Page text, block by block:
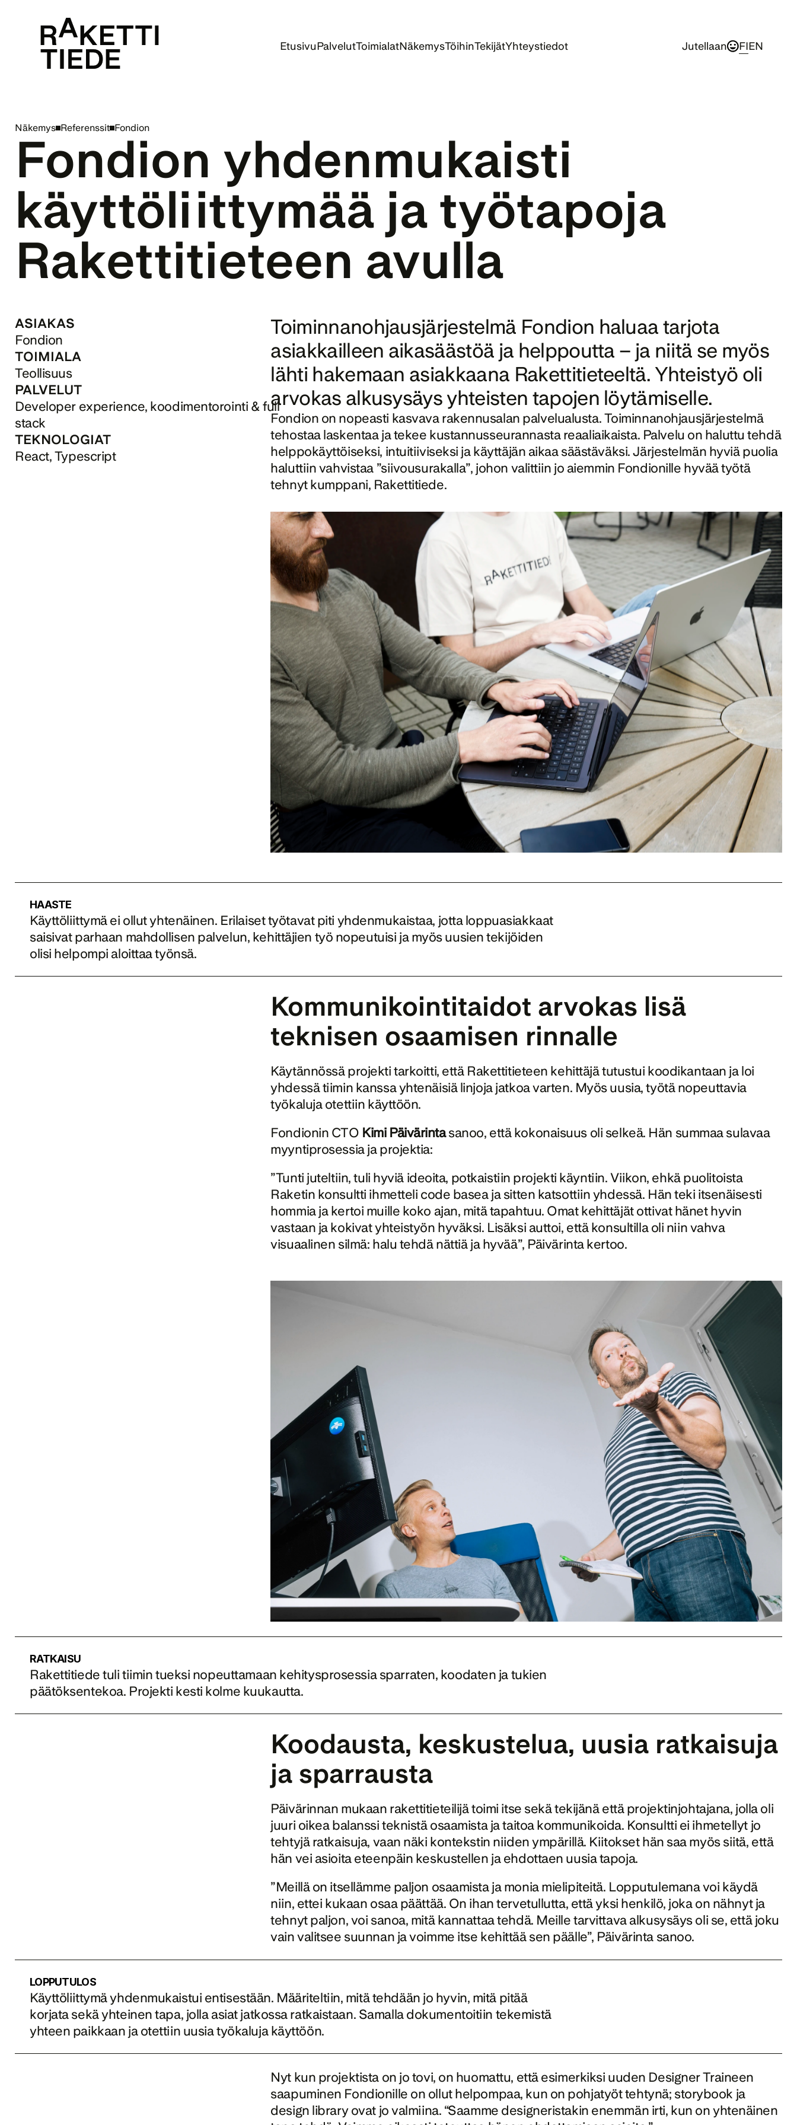
EtusivuPalvelutToimialatNäkemysTöihinTekijätYhteystiedot Jutellaan FIEN
Näkemys Referenssit Fondion
Fondion yhdenmukaisti
käyttöliittymää ja työtapoja
Rakettitieteen avulla
ASIAKAS
Fondion
TOIMIALA
Teollisuus
PALVELUT
Developer experience, koodimentorointi & full
stack
TEKNOLOGIAT
React, Typescript
Toiminnanohjausjärjestelmä Fondion haluaa tarjota
asiakkailleen aikasäästöä ja helppoutta – ja niitä se myös
lähti hakemaan asiakkaana Rakettitieteeltä. Yhteistyö oli
arvokas alkusysäys yhteisten tapojen löytämiselle.
Fondion on nopeasti kasvava rakennusalan palvelualusta. Toiminnanohjausjärjestelmä
tehostaa laskentaa ja tekee kustannusseurannasta reaaliaikaista. Palvelu on haluttu tehdä
helppokäyttöiseksi, intuitiiviseksi ja käyttäjän aikaa säästäväksi. Järjestelmän hyviä puolia
haluttiin vahvistaa ”siivousurakalla”, johon valittiin jo aiemmin Fondionille hyvää työtä
tehnyt kumppani, Rakettitiede.
HAASTE
Käyttöliittymä ei ollut yhtenäinen. Erilaiset työtavat piti yhdenmukaistaa, jotta loppuasiakkaat
saisivat parhaan mahdollisen palvelun, kehittäjien työ nopeutuisi ja myös uusien tekijöiden
olisi helpompi aloittaa työnsä.
Kommunikointi­taidot arvokas lisä
teknisen osaamisen rinnalle
Käytännössä projekti tarkoitti, että Rakettitieteen kehittäjä tutustui koodikantaan ja loi
yhdessä tiimin kanssa yhtenäisiä linjoja jatkoa varten. Myös uusia, työtä nopeuttavia
työkaluja otettiin käyttöön.
Fondionin CTO Kimi Päivärinta sanoo, että kokonaisuus oli selkeä. Hän summaa sulavaa
myyntiprosessia ja projektia:
”Tunti juteltiin, tuli hyviä ideoita, potkaistiin projekti käyntiin. Viikon, ehkä puolitoista
Raketin konsultti ihmetteli code basea ja sitten katsottiin yhdessä. Hän teki itsenäisesti
hommia ja kertoi muille koko ajan, mitä tapahtuu. Omat kehittäjät ottivat hänet hyvin
vastaan ja kokivat yhteistyön hyväksi. Lisäksi auttoi, että konsultilla oli niin vahva
visuaalinen silmä: halu tehdä nättiä ja hyvää”, Päivärinta kertoo.
RATKAISU
Rakettitiede tuli tiimin tueksi nopeuttamaan kehitysprosessia sparraten, koodaten ja tukien
päätöksentekoa. Projekti kesti kolme kuukautta.
Koodausta, keskustelua, uusia ratkaisuja
ja sparrausta
Päivärinnan mukaan rakettitieteilijä toimi itse sekä tekijänä että projektinjohtajana, jolla oli
juuri oikea balanssi teknistä osaamista ja taitoa kommunikoida. Konsultti ei ihmetellyt jo
tehtyjä ratkaisuja, vaan näki kontekstin niiden ympärillä. Kiitokset hän saa myös siitä, että
hän vei asioita eteenpäin keskustellen ja ehdottaen uusia tapoja.
”Meillä on itsellämme paljon osaamista ja monia mielipiteitä. Lopputulemana voi käydä
niin, ettei kukaan osaa päättää. On ihan tervetullutta, että yksi henkilö, joka on nähnyt ja
tehnyt paljon, voi sanoa, mitä kannattaa tehdä. Meille tarvittava alkusysäys oli se, että joku
vain valitsee suunnan ja voimme itse kehittää sen päälle”, Päivärinta sanoo.
LOPPUTULOS
Käyttöliittymä yhdenmukaistui entisestään. Määriteltiin, mitä tehdään jo hyvin, mitä pitää
korjata sekä yhteinen tapa, jolla asiat jatkossa ratkaistaan. Samalla dokumentoitiin tekemistä
yhteen paikkaan ja otettiin uusia työkaluja käyttöön.
Nyt kun projektista on jo tovi, on huomattu, että esimerkiksi uuden Designer Traineen
saapuminen Fondionille on ollut helpompaa, kun on pohjatyöt tehtynä; storybook ja
design library ovat jo valmiina. “Saamme designeristakin enemmän irti, kun on yhtenäinen